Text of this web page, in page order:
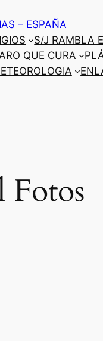
– ESPAÑA
S/J RAMBLA
QUE CURA
Fotos